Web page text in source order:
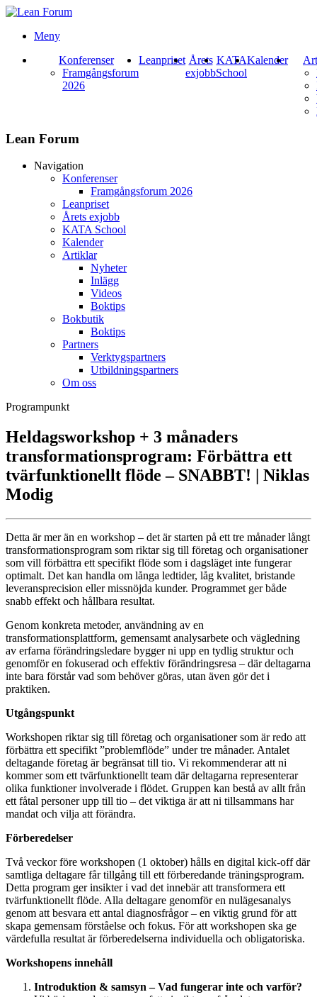
Meny
Konferenser
Framgångsforum
2026
Leanpriset Årets
exjobb
KATA
School
Kalender
Lean Forum
Navigation
Konferenser
Framgångsforum 2026
Leanpriset
Årets exjobb
KATA School
Kalender
Artiklar
Nyheter
Inlägg
Videos
Boktips
Bokbutik
Boktips
Partners
Verktygspartners
Utbildningspartners
Om oss
Programpunkt
Heldagsworkshop + 3 månaders
transformationsprogram: Förbättra ett
tvärfunktionellt flöde – SNABBT! | Niklas
Modig
Detta är mer än en workshop – det är starten på ett tre månader långt
transformationsprogram som riktar sig till företag och organisationer
som vill förbättra ett specifikt flöde som i dagsläget inte fungerar
optimalt. Det kan handla om långa ledtider, låg kvalitet, bristande
leveransprecision eller missnöjda kunder. Programmet ger både
snabb effekt och hållbara resultat.
Genom konkreta metoder, användning av en
transformationsplattform, gemensamt analysarbete och vägledning
av erfarna förändringsledare bygger ni upp en tydlig struktur och
genomför en fokuserad och effektiv förändringsresa – där deltagarna
inte bara förstår vad som behöver göras, utan även gör det i
praktiken.
Utgångspunkt
Workshopen riktar sig till företag och organisationer som är redo att
förbättra ett specifikt ”problemflöde” under tre månader. Antalet
deltagande företag är begränsat till tio. Vi rekommenderar att ni
kommer som ett tvärfunktionellt team där deltagarna representerar
olika funktioner involverade i flödet. Gruppen kan bestå av allt från
ett fåtal personer upp till tio – det viktiga är att ni tillsammans har
mandat och vilja att förändra.
Förberedelser
Två veckor före workshopen (1 oktober) hålls en digital kick-off där
samtliga deltagare får tillgång till ett förberedande träningsprogram.
Detta program ger insikter i vad det innebär att transformera ett
tvärfunktionellt flöde. Alla deltagare genomfören nulägesanalys
genom att besvara ett antal diagnosfrågor – en viktig grund för att
skapa gemensam förståelse och fokus. För att workshopen ska ge
värdefulla resultat ärförberedelserna individuella och obligatoriska.
Workshopens innehåll
Introduktion & samsyn – Vad fungerar inte och varför?